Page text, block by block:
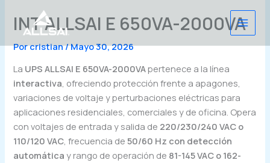
contenido
INT ALLSAI E 650VA-2000VA
Porcristian/Mayo 30, 2026
La UPS ALLSAI E 650VA-2000VApertenece a la línea
interactiva, ofreciendo protección frente a apagones,
variaciones de voltaje y perturbaciones eléctricas para
aplicaciones residenciales, comerciales y de oficina. Opera
con voltajes de entrada y salida de 220/230/240 VAC o
110/120 VAC, frecuencia de50/60 Hz con detección
automática y rango de operación de 81-145 VAC o 162-